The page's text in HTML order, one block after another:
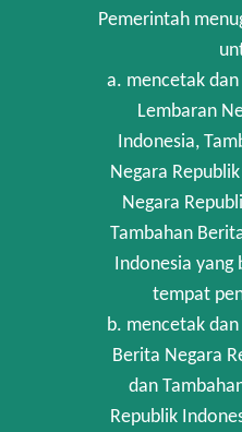
Pemerintah
a. mencetak
Lembaran
Indonesia,
Negara
Negara
Tambahan
Indonesia yang
tempat
b. mencetak
Berita Negara
dan
Republik